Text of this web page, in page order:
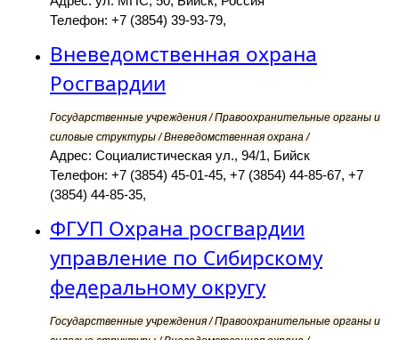
Телефон: +7 (3854) 39-93-79,
Вневедомственная охрана
Росгвардии
Государственные учреждения / Правоохранительные органы и
силовые структуры / Вневедомственная охрана /
Адрес: Социалистическая ул., 94/1, Бийск
Телефон: +7 (3854) 45-01-45, +7 (3854) 44-85-67, +7
(3854) 44-85-35,
ФГУП Охрана росгвардии
управление по Сибирскому
федеральному округу
Государственные учреждения / Правоохранительные органы и